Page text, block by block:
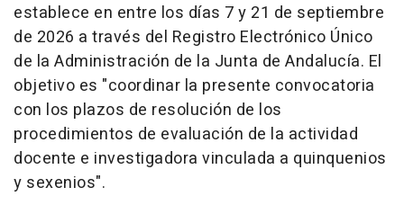
establece en entre los días 7 y 21 de septiembre
de 2026 a través del Registro Electrónico Único
de la Administración de la Junta de Andalucía. El
objetivo es "coordinar la presente convocatoria
con los plazos de resolución de los
procedimientos de evaluación de la actividad
docente e investigadora vinculada a quinquenios
y sexenios".